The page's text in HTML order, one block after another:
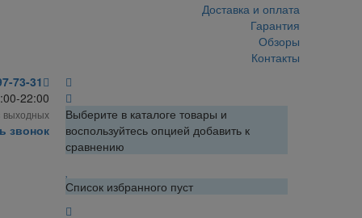
Доставка и оплата
Гарантия
Обзоры
Контакты
73-31
22:00
выходных
звонок
Выберите в каталоге товары и
воспользуйтесь опцией добавить к
сравнению
Список избранного пуст